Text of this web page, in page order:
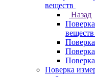
веществ
Назад
веществ
Поверка